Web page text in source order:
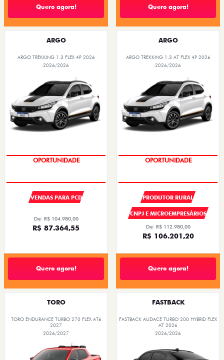
Quero agora! Quero agora!
ARGO
ARGO TREKKING 1.3 FLEX 4P 2026
2026/2026
OPORTUNIDADE
VENDAS PARA PCD
De: R$ 104.980,00
R$ 87.364,55
Quero agora!
ARGO
ARGO TREKKING 1.3 AT FLEX 4P 2026
2026/2026
SUPER DESCONTO
PRODUTOR RURAL
CNPJ E MICROEMPRESÁRIOS
De: R$ 112.980,00
R$ 106.201,20
Quero agora!
TORO
TORO ENDURANCE TURBO 270 FLEX AT6
2027
2026/2027
FASTBACK
FASTBACK AUDACE TURBO 200 HYBRID FLEX
AT 2026
2026/2026